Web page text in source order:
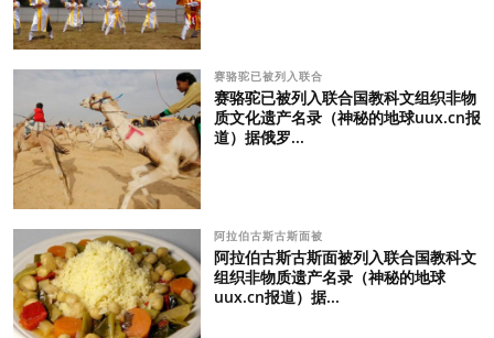
赛骆驼已被列入联合
赛骆驼已被列入联合国教科文组织非物
质文化遗产名录（神秘的地球uux.cn报
道）据俄罗...
阿拉伯古斯古斯面被
阿拉伯古斯古斯面被列入联合国教科文
组织非物质遗产名录（神秘的地球
uux.cn报道）据...